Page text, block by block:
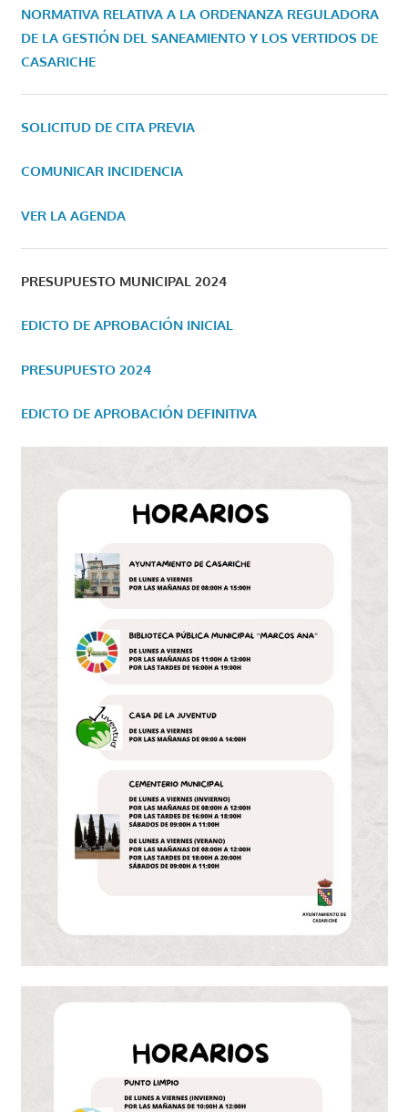
NORMATIVA RELATIVA A LA ORDENANZA REGULADORA
DE LA GESTIÓN DEL SANEAMIENTO Y LOS VERTIDOS DE
CASARICHE
SOLICITUD DE CITA PREVIA
COMUNICAR INCIDENCIA
VER LA AGENDA
PRESUPUESTO MUNICIPAL 2024
EDICTO DE APROBACIÓN INICIAL
PRESUPUESTO 2024
EDICTO DE APROBACIÓN DEFINITIVA